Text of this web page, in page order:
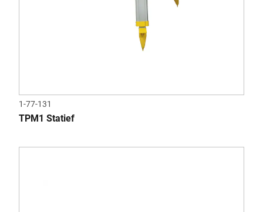
1-77-131
TPM1 Statief